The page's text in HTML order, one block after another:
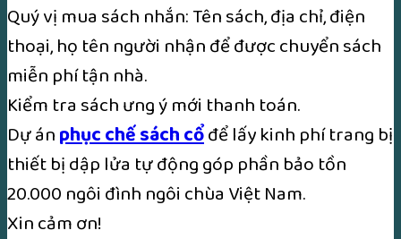
Quý vị mua sách nhắn: Tên sách, địa chỉ, điện
thoại, họ tên người nhận để được chuyển sách
miễn phí tận nhà.
Kiểm tra sách ưng ý mới thanh toán.
Dự ánphục chế sách cổđể lấy kinh phí trang bị
thiết bị dập lửa tự động góp phần bảo tồn
20.000 ngôi đình ngôi chùa Việt Nam.
Xin cảm ơn!